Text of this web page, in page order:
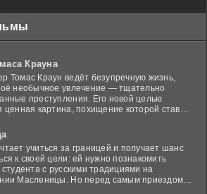
Крауна
Томас Краун ведёт безупречную жизнь,
необычное увлечение — тщательно
преступления. Его новой целью
ценная картина, похищение которой ставит
учиться за границей и получает шанс
к своей цели: ей нужно познакомить
студента с русскими традициями на
Масленицы. Но перед самым приездом